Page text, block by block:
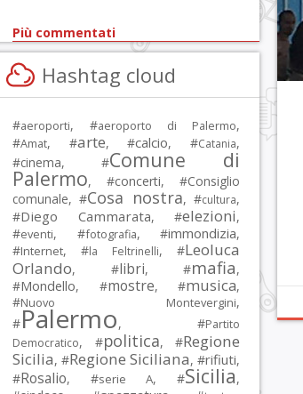
Più commentati
Hashtag cloud
#aeroporti, #aeroporto di Palermo,
#Amat, #arte, #calcio, #Catania,
#cinema, #Comune di
Palermo, #concerti, #Consiglio
comunale, #Cosa nostra, #cultura,
#Diego Cammarata, #elezioni,
#eventi, #fotografia, #immondizia,
#Internet, #la Feltrinelli, #Leoluca
Orlando, #libri, #mafia,
#Mondello, #mostre, #musica,
#Nuovo Montevergini,
#Palermo, #Partito
Democratico, #politica, #Regione
Sicilia, #Regione Siciliana, #rifiuti,
#Rosalio, #serie A, #Sicilia,